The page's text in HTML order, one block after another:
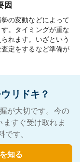
因
の変動などによって
。タイミングが重な
れます。いざという
定をするなど準備が
リドキ？
が大切です。今の
すぐ受け取れま
です。
知る